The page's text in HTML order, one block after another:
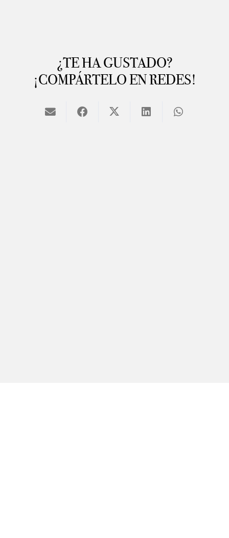
¿TE HA GUSTADO?
¡COMPÁRTELO EN REDES!